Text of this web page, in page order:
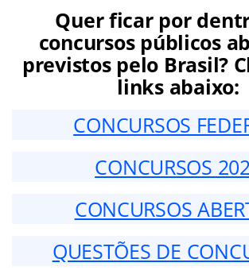
Quer ficar por
concursos públicos
previstos pelo Brasil?
links abaixo:
CONCURSOS
CONCURSOS
CONCURSOS
QUESTÕES DE